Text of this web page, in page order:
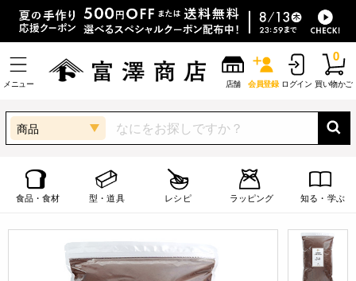
メニュー 店舗 会員登録 ログイン 買い物かご
0
商品
食品・食材 型・道具 レシピ ラッピング 知る・学ぶ